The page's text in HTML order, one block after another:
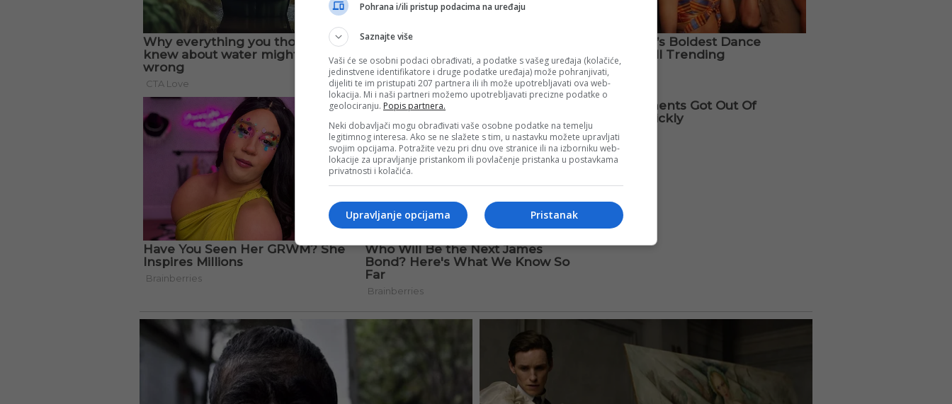
Pohrana i/ili pristup podacima na uređaju
Saznajte više
Vaši će se osobni podaci obrađivati, a podatke s vašeg uređaja (kolačiće,
jedinstvene identifikatore i druge podatke uređaja) može pohranjivati,
dijeliti te im pristupati 207 partnera ili ih može upotrebljavati ova web-
lokacija. Mi i naši partneri možemo upotrebljavati precizne podatke o
geolociranju. Popis partnera.
Neki dobavljači mogu obrađivati vaše osobne podatke na temelju
legitimnog interesa. Ako se ne slažete s tim, u nastavku možete upravljati
svojim opcijama. Potražite vezu pri dnu ove stranice ili na izborniku web-
lokacije za upravljanje pristankom ili povlačenje pristanka u postavkama
privatnosti i kolačića.
Pristanak
Upravljanje opcijama